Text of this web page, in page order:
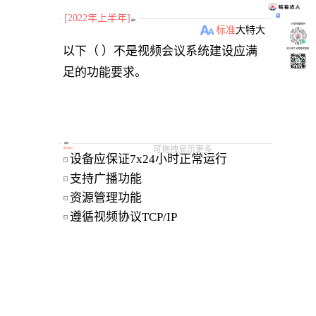
[2022年上半年] 题目
标准大特大
以下（ ）不是视频会议系统建设应满
足的功能要求。
可拖拽显示更多
选项
单选题
A 设备应保证7x24小时正常运行
B 支持广播功能
C 资源管理功能
D 遵循视频协议TCP/IP
小程序刷题软件
关注“柴丁”获取备考资料